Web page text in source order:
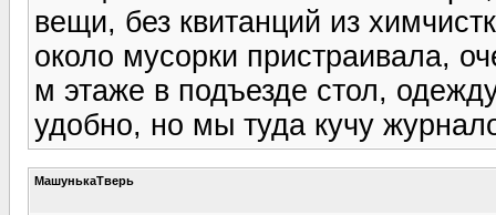
вещи, без квитанций из
около мусорки пристраивала,
м этаже в подъезде стол,
удобно, но мы туда кучу
МашунькаТверь